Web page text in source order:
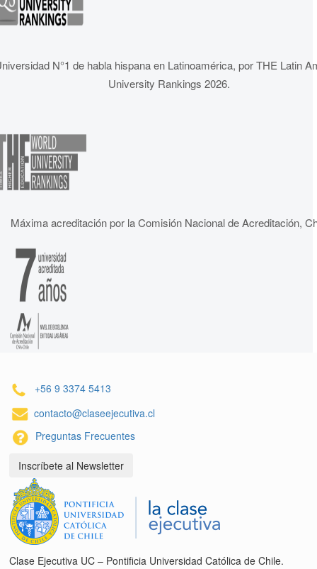
N°1 de habla hispana en Latinoamérica, por THE Latin
University Rankings 2026.
Máxima acreditación por la Comisión Nacional de Acreditación,
+56 9 3374 5413
contacto@claseejecutiva.cl
Preguntas Frecuentes
Inscríbete al Newsletter
Clase Ejecutiva UC – Pontificia Universidad Católica de Chile.